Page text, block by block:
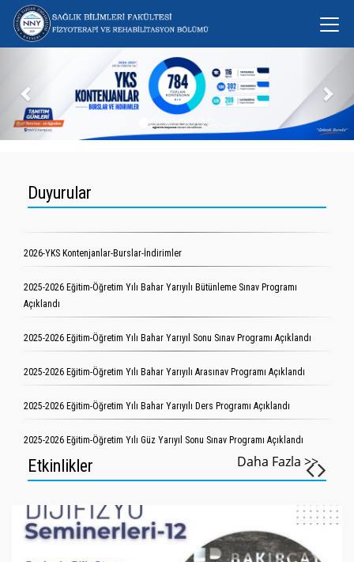
Duyurular
2026-YKS Kontenjanlar-Burslar-İndirimler
2025-2026 Eğitim-Öğretim Yılı Bahar Yarıyılı Bütünleme Sınav Programı
Açıklandı
2025-2026 Eğitim-Öğretim Yılı Bahar Yarıyıl Sonu Sınav Programı Açıklandı
2025-2026 Eğitim-Öğretim Yılı Bahar Yarıyılı Arasınav Programı Açıklandı
2025-2026 Eğitim-Öğretim Yılı Bahar Yarıyılı Ders Programı Açıklandı
2025-2026 Eğitim-Öğretim Yılı Güz Yarıyıl Sonu Sınav Programı Açıklandı
Daha Fazla >>
Etkinlikler